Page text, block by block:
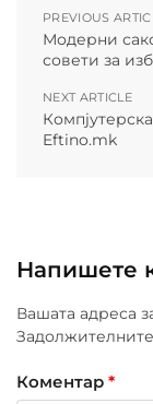
PREVIOUS
Модерни
совети за
NEXT ARTICLE
Eftino.mk
Напишете
Вашата адреса
Коментар *